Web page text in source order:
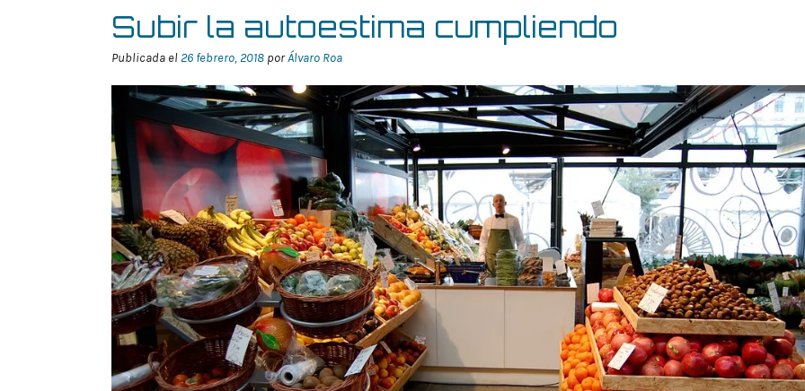
Subir la autoestima cumpliendo
Publicada el26 febrero, 2018 porÁlvaro Roa